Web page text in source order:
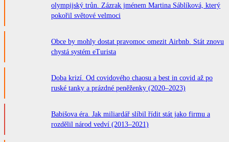
olympijský trůn. Zázrak jménem Martina Sáblíková, který
pokořil světové velmoci
Obce by mohly dostat pravomoc omezit Airbnb. Stát znovu
chystá systém eTurista
Doba krizí. Od covidového chaosu a best in covid až po
ruské tanky a prázdné peněženky (2020–2023)
Babišova éra. Jak miliardář slíbil řídit stát jako firmu a
rozdělil národ vedví (2013–2021)